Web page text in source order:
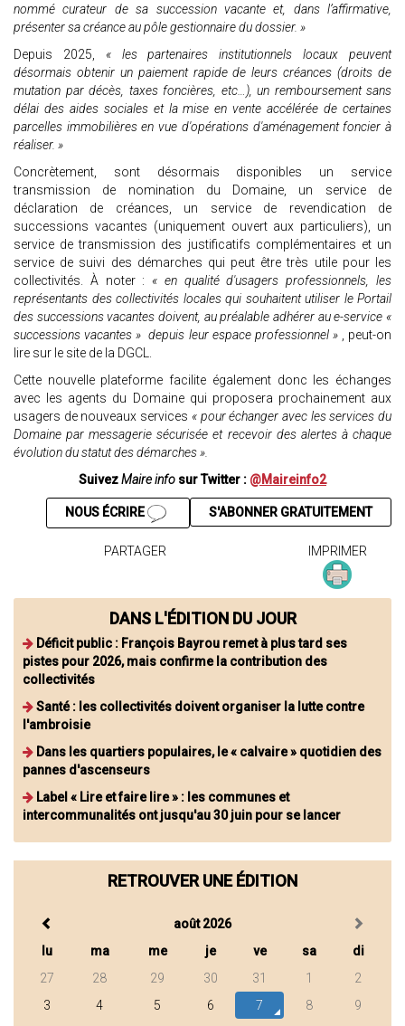
nommé curateur de sa succession vacante et, dans l’affirmative,
présenter sa créance au pôle gestionnaire du dossier. »
Depuis 2025, « les partenaires institutionnels locaux peuvent
désormais obtenir un paiement rapide de leurs créances (droits de
mutation par décès, taxes foncières, etc…), un remboursement sans
délai des aides sociales et la mise en vente accélérée de certaines
parcelles immobilières en vue d'opérations d'aménagement foncier à
réaliser. »
Concrètement, sont désormais disponibles un service
transmission de nomination du Domaine, un service de
déclaration de créances, un service de revendication de
successions vacantes (uniquement ouvert aux particuliers), un
service de transmission des justificatifs complémentaires et un
service de suivi des démarches qui peut être très utile pour les
collectivités. À noter : « en qualité d'usagers professionnels, les
représentants des collectivités locales qui souhaitent utiliser le Portail
des successions vacantes doivent, au préalable adhérer au e-service «
successions vacantes » depuis leur espace professionnel » , peut-on
lire sur le site de la DGCL.
Cette nouvelle plateforme facilite également donc les échanges
avec les agents du Domaine qui proposera prochainement aux
usagers de nouveaux services « pour échanger avec les services du
Domaine par messagerie sécurisée et recevoir des alertes à chaque
évolution du statut des démarches ».
SuivezMaire info sur Twitter : @Maireinfo2
S'ABONNER GRATUITEMENT
NOUS ÉCRIRE
PARTAGER IMPRIMER
DANS L'ÉDITION DU JOUR
Déficit public : François Bayrou remet à plus tard ses
pistes pour 2026, mais confirme la contribution des
collectivités
Santé : les collectivités doivent organiser la lutte contre
l'ambroisie
Dans les quartiers populaires, le « calvaire » quotidien des
pannes d'ascenseurs
Label « Lire et faire lire » : les communes et
intercommunalités ont jusqu'au 30 juin pour se lancer
RETROUVER UNE ÉDITION
août 2026
lu
ma me je ve sa
di
27
28 29 30 31 1
2
3
4 5 6 7 8
9